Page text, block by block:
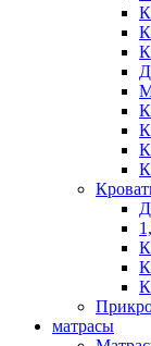
матрасы